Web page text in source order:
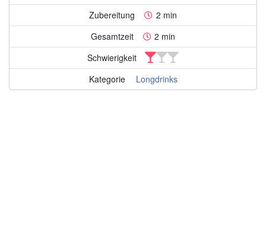
Zubereitung
2 min
Gesamtzeit
2 min
Schwierigkeit
Kategorie
Longdrinks